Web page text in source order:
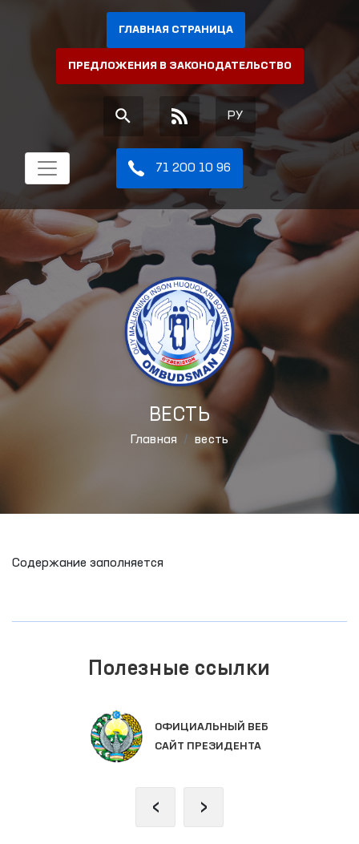
ГЛАВНАЯ СТРАНИЦА
ПРЕДЛОЖЕНИЯ В ЗАКОНОДАТЕЛЬСТВО
РУ
71 200 10 96
ВЕСТЬ
Главная весть
Содержание заполняется
Полезные ссылки
ОФИЦИАЛЬНЫЙ ВЕБ
САЙТ ПРЕЗИДЕНТА
‹ ›